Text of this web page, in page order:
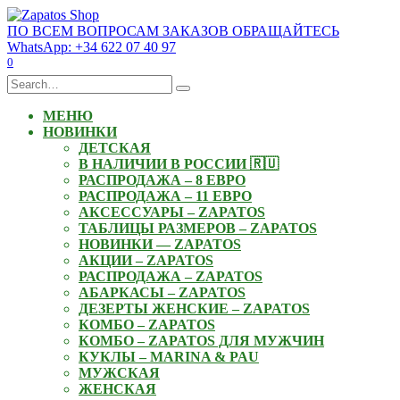
Skip
to
content
ПО ВСЕМ ВОПРОСАМ ЗАКАЗОВ ОБРАЩАЙТЕСЬ
WhatsApp: +34 622 07 40 97
0
Search
for:
МЕНЮ
НОВИНКИ
ДЕТСКАЯ
В НАЛИЧИИ В РОССИИ 🇷🇺
РАСПРОДАЖА – 8 ЕВРО
РАСПРОДАЖА – 11 ЕВРО
АКСЕССУАРЫ – ZAPATOS
ТАБЛИЦЫ РАЗМЕРОВ – ZAPATOS
НОВИНКИ — ZAPATOS
АКЦИИ – ZAPATOS
РАСПРОДАЖА – ZAPATOS
АБАРКАСЫ – ZAPATOS
ДЕЗЕРТЫ ЖЕНСКИЕ – ZAPATOS
КОМБО – ZAPATOS
КОМБО – ZAPATOS ДЛЯ МУЖЧИН
КУКЛЫ – MARINA & PAU
МУЖСКАЯ
ЖЕНСКАЯ